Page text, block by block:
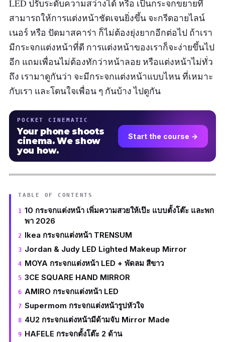
LED ปรับระดับความสว่างได้ หรือ เป็นกระจกขยายที่
สามารถให้การแต่งหน้าชัดเจนยิ่งขึ้น จะกรีดอายไลน์
เนอร์ หรือ ปัดมาสคาร่า ก็ไม่ต้องยุ่งยากอีกต่อไป ถ้าเรา
มีกระจกแต่งหน้าที่ดี การแต่งหน้าของเราก็จะง่ายขึ้นไป
อีก แถมเพื่อนไม่ต้องทักว่าหน้าลอย หรือแต่งหน้าไม่ทั่ว
ถึง เรามาดูกันว่า จะมีกระจกแต่งหน้าแบบไหน ที่เหมาะ
กับเรา และโดนใจเพื่อน ๆ กันบ้าง ไปดูกัน
POCKET CINEMATIC
Your phone shoots
cinema. We show
you how.
Start the course →
TABLE OF CONTENTS
10 กระจกแต่งหน้า เพิ่มความสวยให้เป๊ะ แบบตั้งโต๊ะ และพก
พา 2026
Ikea กระจกแต่งหน้า TRENSUM
Jordan & Judy LED Lighted Makeup Mirror
MOYA กระจกแต่งหน้า LED + พัดลม สีขาว
3CE SQUARE HAND MIRROR
AMIRO กระจกแต่งหน้า LED
Supermom กระจกแต่งหน้ารูปหัวใจ
4U2 กระจกแต่งหน้ามีด้ามจับ Mirror Made
HAFELE กระจกตั้งโต๊ะ 2 ด้าน